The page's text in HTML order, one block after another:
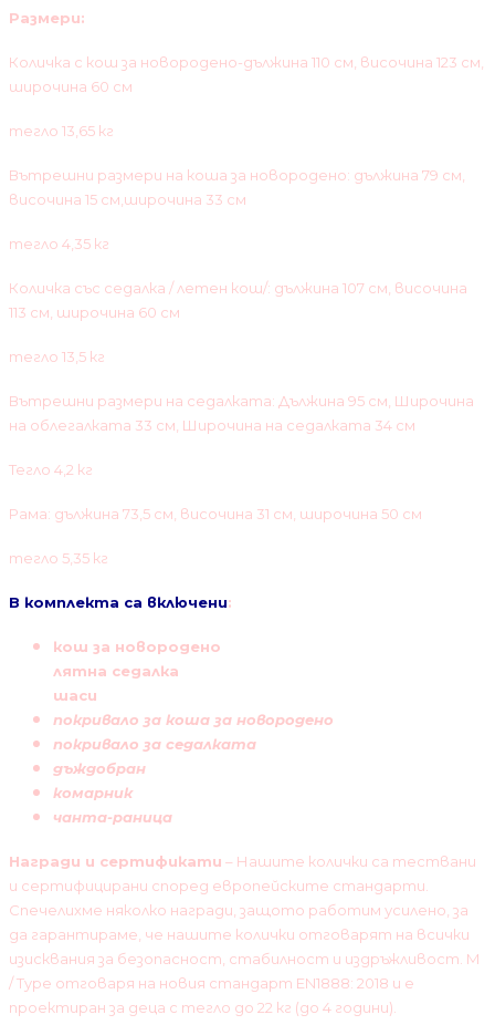
Размери:
Количка с кош за новородено-дължина 110 см, височина 123 см,
широчина 60 см
тегло 13,65 кг
Вътрешни размери на коша за новородено: дължина 79 см,
височина 15 см,широчина 33 см
тегло 4,35 кг
Количка със седалка / летен кош/: дължина 107 см, височина
113 см, широчина 60 см
тегло 13,5 кг
Вътрешни размери на седалката: Дължина 95 см, Широчина
на облегалката 33 см, Широчина на седалката 34 см
Тегло 4,2 кг
Рама: дължина 73,5 cм, височина 31 см, широчина 50 см
тегло 5,35 кг
В комплекта са включени:
кош за новородено
лятна седалка
шаси
покривало за коша за новородено
покривало за седалката
дъждобран
комарник
чанта-раница
Награди и сертификати – Нашите колички са тествани
и сертифицирани според европейските стандарти.
Спечелихме няколко награди, защото работим усилено, за
да гарантираме, че нашите колички отговарят на всички
изисквания за безопасност, стабилност и издръжливост. M
/ Type отговаря на новия стандарт EN1888: 2018 и е
проектиран за деца с тегло до 22 кг (до 4 години).